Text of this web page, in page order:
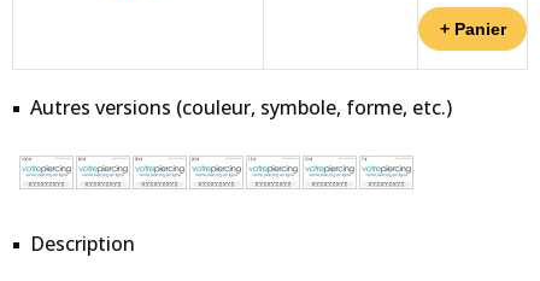
Autres versions (couleur, symbole, forme, etc.)
Description